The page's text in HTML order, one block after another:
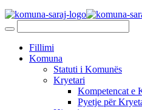
Fillimi
Komuna
Statuti i Komunës
Kryetari
Kompetencat e
Pyetje për